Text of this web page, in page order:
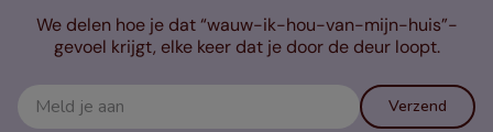
We delen hoe je dat “wauw-ik-hou-van-mijn-huis”-
gevoel krijgt, elke keer dat je door de deur loopt.
Verzend